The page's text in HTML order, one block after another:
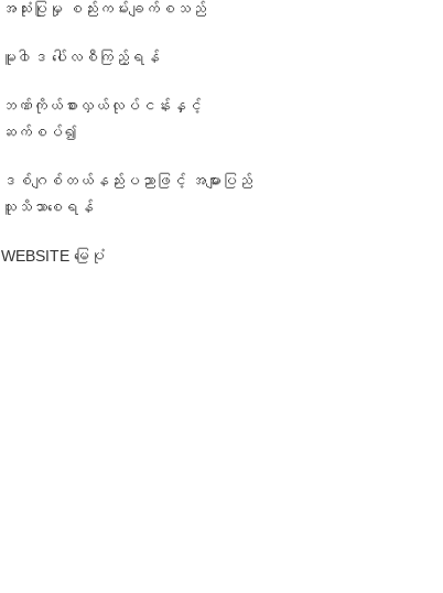
အသုံးပြုမှု စည်းကမ်းချက်စသည်
မူ၀ါဒ ပေါ်လစီကြည့်ရန်
ဘဏ်ကိုယ်စားလှယ်လုပ်ငန်းနှင့်
ဆက်စပ်၍
ဒစ်ဂျစ်တယ်နည်းပညာဖြင့် အများပြည်
သူသိသာစေရန်
WEBSITE မြေပုံ